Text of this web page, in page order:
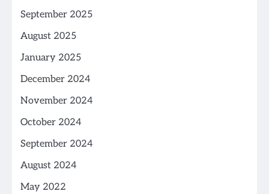
September 2025
August 2025
January 2025
December 2024
November 2024
October 2024
September 2024
August 2024
May 2022